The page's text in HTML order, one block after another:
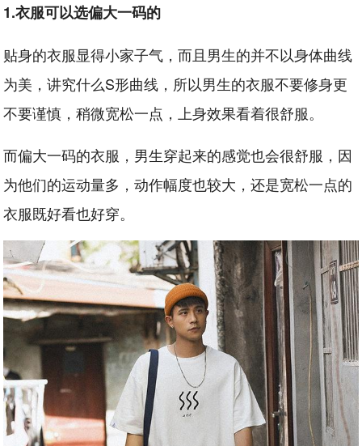
1.衣服可以选偏大一码的
贴身的衣服显得小家子气，而且男生的并不以身体曲线
为美，讲究什么S形曲线，所以男生的衣服不要修身更
不要谨慎，稍微宽松一点，上身效果看着很舒服。
而偏大一码的衣服，男生穿起来的感觉也会很舒服，因
为他们的运动量多，动作幅度也较大，还是宽松一点的
衣服既好看也好穿。